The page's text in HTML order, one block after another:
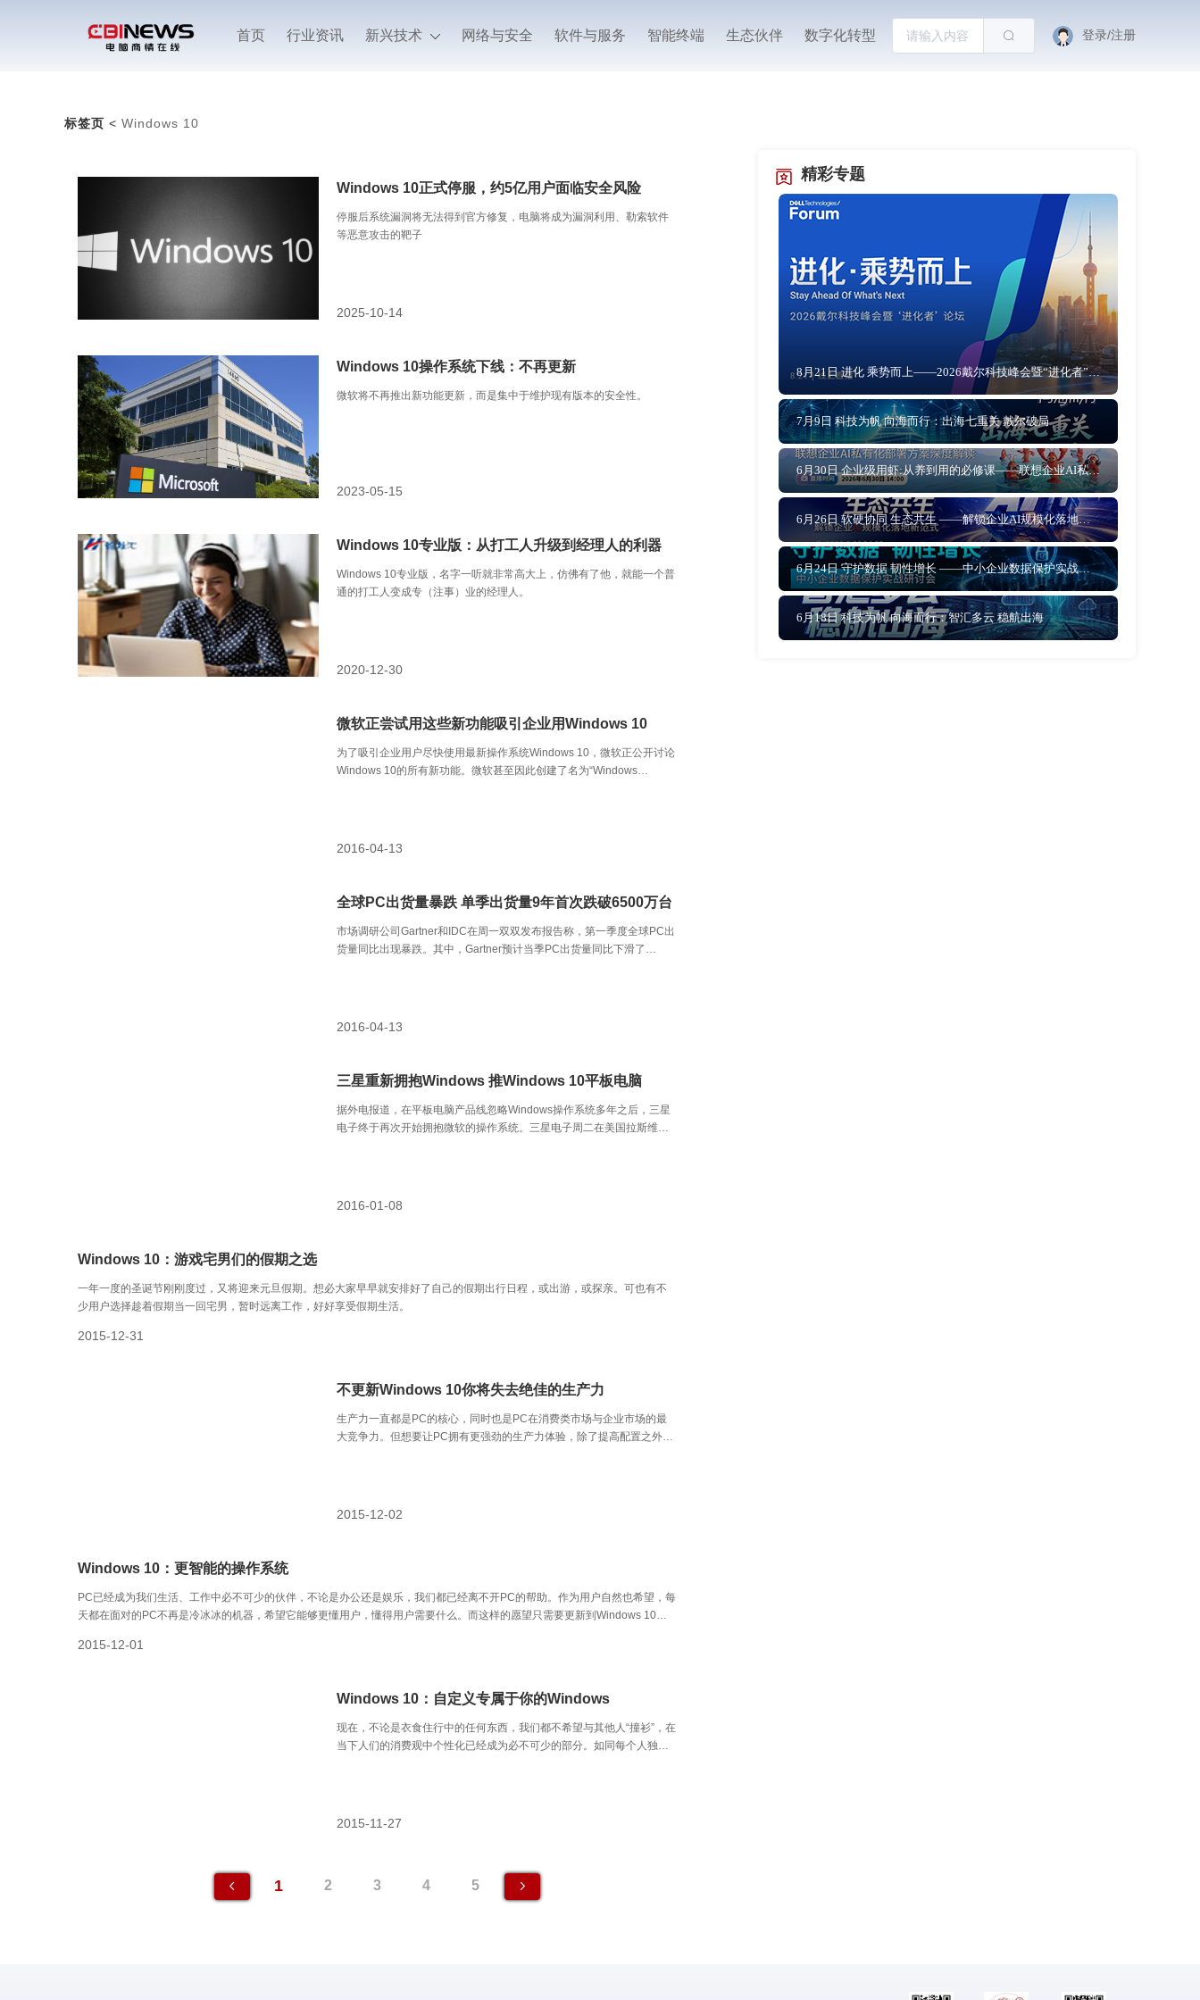
首页 行业资讯 新兴技术 网络与安全 软件与服务 智能终端 生态伙伴 数字化转型 登录/注册
标签页 < Windows 10
Windows 10正式停服，约5亿用户面临安全风险
停服后系统漏洞将无法得到官方修复，电脑将成为漏洞利用、勒索软件
等恶意攻击的靶子
2025-10-14
Windows 10操作系统下线：不再更新
微软将不再推出新功能更新，而是集中于维护现有版本的安全性。
2023-05-15
Windows 10专业版：从打工人升级到经理人的利器
Windows 10专业版，名字一听就非常高大上，仿佛有了他，就能一个普
通的打工人变成专（注事）业的经理人。
2020-12-30
微软正尝试用这些新功能吸引企业用Windows 10
为了吸引企业用户尽快使用最新操作系统Windows 10，微软正公开讨论
Windows 10的所有新功能。微软甚至因此创建了名为“Windows
2016-04-13
全球PC出货量暴跌 单季出货量9年首次跌破6500万台
市场调研公司Gartner和IDC在周一双双发布报告称，第一季度全球PC出
货量同比出现暴跌。其中，Gartner预计当季PC出货量同比下滑了
2016-04-13
三星重新拥抱Windows 推Windows 10平板电脑
据外电报道，在平板电脑产品线忽略Windows操作系统多年之后，三星
电子终于再次开始拥抱微软的操作系统。三星电子周二在美国拉斯维加
2016-01-08
Windows 10：游戏宅男们的假期之选
一年一度的圣诞节刚刚度过，又将迎来元旦假期。想必大家早早就安排好了自己的假期出行日程，或出游，或探亲。可也有不
少用户选择趁着假期当一回宅男，暂时远离工作，好好享受假期生活。
2015-12-31
不更新Windows 10你将失去绝佳的生产力
生产力一直都是PC的核心，同时也是PC在消费类市场与企业市场的最
大竞争力。但想要让PC拥有更强劲的生产力体验，除了提高配置之外，
2015-12-02
Windows 10：更智能的操作系统
PC已经成为我们生活、工作中必不可少的伙伴，不论是办公还是娱乐，我们都已经离不开PC的帮助。作为用户自然也希望，每
天都在面对的PC不再是冷冰冰的机器，希望它能够更懂用户，懂得用户需要什么。而这样的愿望只需要更新到Windows 10就
2015-12-01
Windows 10：自定义专属于你的Windows
现在，不论是衣食住行中的任何东西，我们都不希望与其他人“撞衫”，在
当下人们的消费观中个性化已经成为必不可少的部分。如同每个人独一
特。对于个性化的需求，既是每个人不同喜好、性格的展现，同时也是
2015-11-27
1 2 3 4 5
精彩专题
8月21日 进化 乘势而上——2026戴尔科技峰会暨“进化者”论坛
7月9日 科技为帆 向海而行：出海七重关 戴尔破局
6月30日 企业级用虾:从养到用的必修课——联想企业AI私有化部署方案深度解读
6月26日 软硬协同 生态共生 ——解锁企业AI规模化落地新范式
6月24日 守护数据 韧性增长 ——中小企业数据保护实战研讨会
6月18日 科技为帆 向海而行：智汇多云 稳航出海